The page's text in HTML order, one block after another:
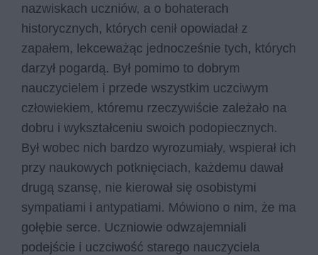
nazwiskach uczniów, a o bohaterach
historycznych, których cenił opowiadał z
zapałem, lekceważąc jednocześnie tych, których
darzył pogardą. Był pomimo to dobrym
nauczycielem i przede wszystkim uczciwym
człowiekiem, któremu rzeczywiście zależało na
dobru i wykształceniu swoich podopiecznych.
Był wobec nich bardzo wyrozumiały, wspierał ich
przy naukowych potknięciach, każdemu dawał
drugą szansę, nie kierował się osobistymi
sympatiami i antypatiami. Mówiono o nim, że ma
gołębie serce. Uczniowie odwzajemniali
podejście i uczciwość starego nauczyciela